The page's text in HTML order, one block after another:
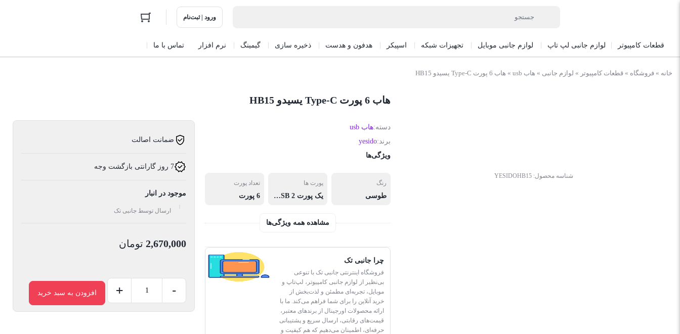
ورود | ثبت‌نام
قطعات کامپیوتر لوازم جانبی لپ تاپ لوازم جانبی موبایل تجهیزات شبکه اسپیکر هدفون و هدست ذخیره سازی گیمینگ نرم افزار تماس با ما
خانه » فروشگاه » قطعات کامپیوتر » لوازم جانبی » هاب usb » هاب 6 پورت Type-C یسیدو HB15
شناسه محصول: YESIDOHB15
هاب 6 پورت Type-C یسیدو HB15
دسته:هاب usb
برند:yesido
ویژگی‌ها
رنگ
طوسی
پورت ها
یک پورت USB 2 با سرعت 12 Mbps / یک پورت USB 3 با سرعت 480 Mbps / یک پورت RJ45 مناسب برای کابل اینترنت/ یک پورت تایپ سی/ یک ورودی برای کارت SD / یک ورودی برای رم
تعداد پورت‌
6 پورت
مشاهده همه ویژگی‌ها
چرا جانبی تک
فروشگاه اینترنتی جانبی تک با تنوعی
بی‌نظیر از لوازم جانبی کامپیوتر، لپ‌تاپ و
موبایل، تجربه‌ای مطمئن و لذت‌بخش از
خرید آنلاین را برای شما فراهم می‌کند. ما با
ارائه محصولات اورجینال از برندهای معتبر،
قیمت‌های رقابتی، ارسال سریع و پشتیبانی
حرفه‌ای، اطمینان می‌دهیم که هم کیفیت و
ضمانت اصالت
7 روز گارانتی بازگشت وجه
موجود در انبار
ارسال توسط جانبی تک
2,670,000 تومان
6
-
+ افزودن به سبد خرید